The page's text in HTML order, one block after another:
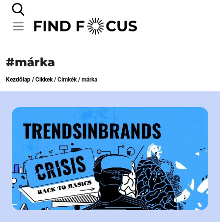
#márka
Kezdőlap /Cikkek/Címkék/márka